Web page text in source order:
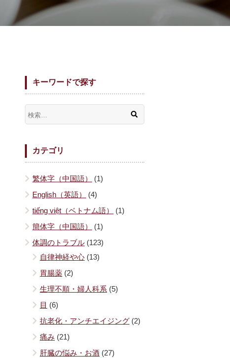
キーワードで探す
カテゴリ
繁体字（中国語）
(1)
English（英語）
(4)
tiếng việt（ベトナム語）
(1)
簡体字（中国語）
(1)
体調のトラブル (123)
自律神経や心 (13)
胃腸薬 (2)
生理不順・婦人科系 (5)
目 (6)
抗老化・アンチエイジング (2)
痛み (21)
肝臓の悩み・お酒 (27)